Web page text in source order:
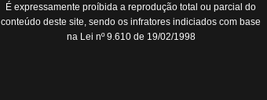
É expressamente proíbida a reprodução total ou parcial do
conteúdo deste site, sendo os infratores indiciados com base
na Lei nº 9.610 de 19/02/1998